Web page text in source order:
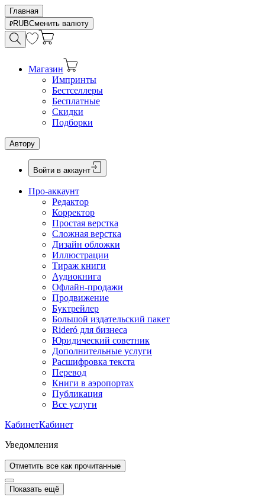
Главная
RUBСменить валюту
Магазин
Импринты
Бестселлеры
Бесплатные
Скидки
Подборки
Автору
Войти в аккаунт
Про-аккаунт
Редактор
Корректор
Простая верстка
Сложная верстка
Дизайн обложки
Иллюстрации
Тираж книги
Аудиокнига
Офлайн-продажи
Продвижение
Буктрейлер
Большой издательский пакет
Rideró для бизнеса
Юридический советник
Дополнительные услуги
Расшифровка текста
Перевод
Книги в аэропортах
Публикация
Все услуги
КабинетКабинет
Уведомления
Отметить все как прочитанные
Показать ещё